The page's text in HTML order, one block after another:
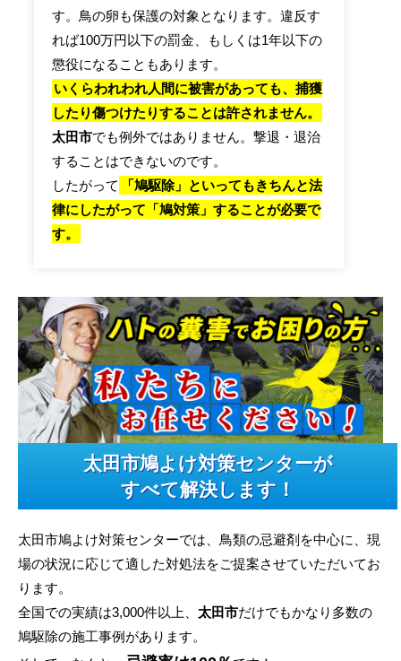
す。鳥の卵も保護の対象となります。違反す
れば100万円以下の罰金、もしくは1年以下の
懲役になることもあります。
いくらわれわれ人間に被害があっても、捕獲
したり傷つけたりすることは許されません。
太田市でも例外ではありません。撃退・退治
することはできないのです。
したがって
「鳩駆除」といってもきちんと法
律にしたがって「鳩対策」することが必要で
す。
太田市鳩よけ対策センターが
すべて解決します！
太田市鳩よけ対策センターでは、鳥類の忌避剤を中心に、現
場の状況に応じて適した対処法をご提案させていただいてお
ります。
全国での実績は3,000件以上、 太田市だけでもかなり多数の
鳩駆除の施工事例があります。